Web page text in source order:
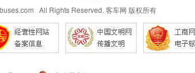
All Rights Reserved. 客车网 版权所有